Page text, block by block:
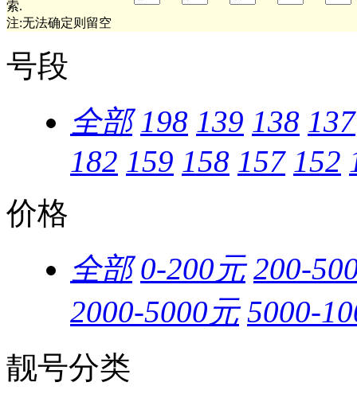
索.
注:无法确定则留空
号段
全部 198 139 138 137
182 159 158 157 152
价格
全部 0-200元 200-
2000-5000元 5000-
靓号分类